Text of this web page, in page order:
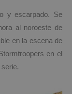
y escarpado. Se
al noroeste de
en la escena de
en el